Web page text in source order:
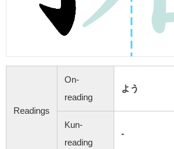
Readings
On-
reading
よう
Kun-
reading
-